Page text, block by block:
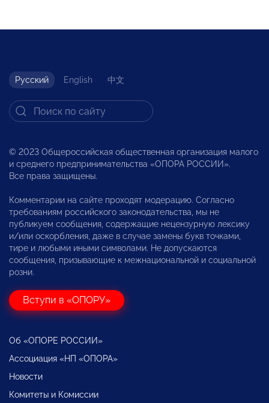
Русский English 中文
© 2023 Общероссийская общественная организация малого
и среднего предпринимательства «ОПОРА РОССИИ».
Все права защищены.
Комментарии на сайте проходят модерацию. Согласно
требованиям российского законодательства, мы не
публикуем сообщения, содержащие нецензурную лексику
и/или оскорбления, даже в случае замены букв точками,
тире и любыми иными символами. Не допускаются
сообщения, призывающие к межнациональной и социальной
розни.
Вступи в «ОПОРУ»
Об «ОПОРЕ РОССИИ»
Ассоциация «НП «ОПОРА»
Новости
Комитеты и Комиссии